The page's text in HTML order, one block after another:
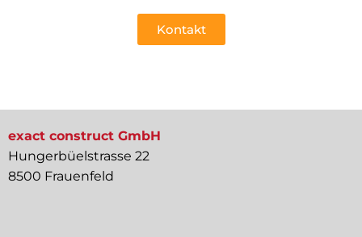
Kontakt
exact construct GmbH
Hungerbüelstrasse 22
8500 Frauenfeld